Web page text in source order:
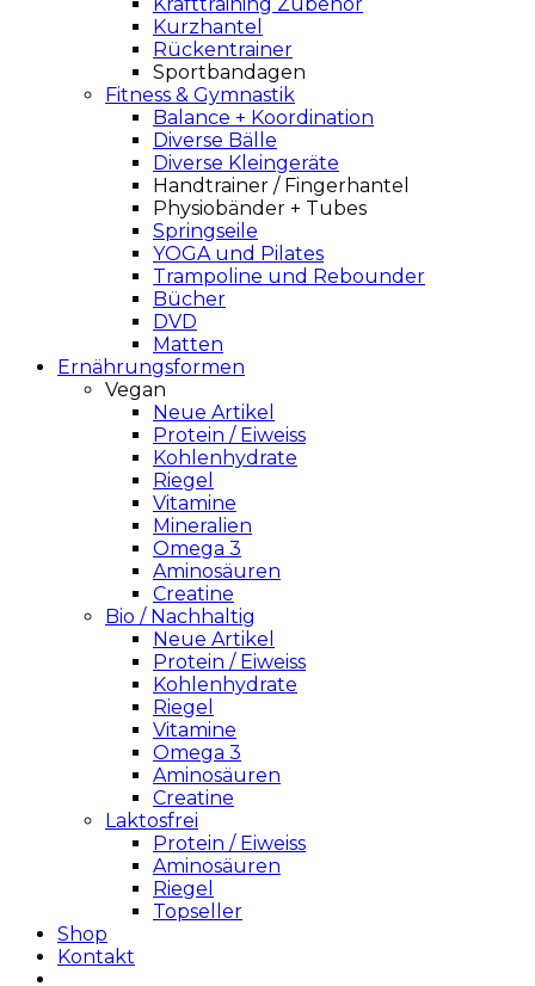
Kurzhantel
Rückentrainer
Sportbandagen
Fitness & Gymnastik
Balance + Koordination
Diverse Bälle
Diverse Kleingeräte
Handtrainer / Fingerhantel
Physiobänder + Tubes
Springseile
YOGA und Pilates
Trampoline und Rebounder
Bücher
DVD
Matten
Ernährungsformen
Vegan
Neue Artikel
Protein / Eiweiss
Kohlenhydrate
Riegel
Vitamine
Mineralien
Omega 3
Aminosäuren
Creatine
Bio / Nachhaltig
Neue Artikel
Protein / Eiweiss
Kohlenhydrate
Riegel
Vitamine
Omega 3
Aminosäuren
Creatine
Laktosfrei
Protein / Eiweiss
Aminosäuren
Riegel
Topseller
Shop
Kontakt